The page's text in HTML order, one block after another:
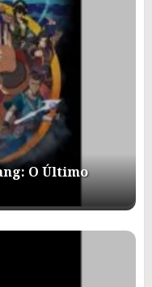
O Último